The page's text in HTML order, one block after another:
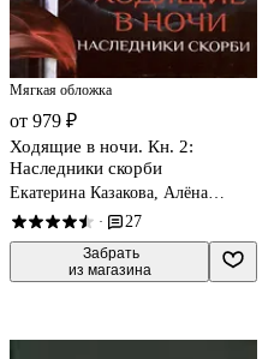
Мягкая обложка
от 979 ₽
Ходящие в ночи. Кн. 2:
Наследники скорби
Екатерина Казакова, Алёна
Харитонова
· 27
Забрать
из магазина